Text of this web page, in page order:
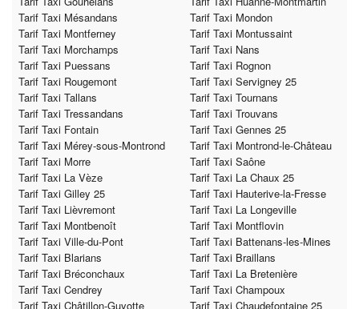
Tarif Taxi Mésandans
Tarif Taxi Mondon
Tarif Taxi Montferney
Tarif Taxi Montussaint
Tarif Taxi Morchamps
Tarif Taxi Nans
Tarif Taxi Puessans
Tarif Taxi Rognon
Tarif Taxi Rougemont
Tarif Taxi Servigney 25
Tarif Taxi Tallans
Tarif Taxi Tournans
Tarif Taxi Tressandans
Tarif Taxi Trouvans
Tarif Taxi Fontain
Tarif Taxi Gennes 25
Tarif Taxi Mérey-sous-Montrond
Tarif Taxi Montrond-le-Château
Tarif Taxi Morre
Tarif Taxi Saône
Tarif Taxi La Vèze
Tarif Taxi La Chaux 25
Tarif Taxi Gilley 25
Tarif Taxi Hauterive-la-Fresse
Tarif Taxi Lièvremont
Tarif Taxi La Longeville
Tarif Taxi Montbenoît
Tarif Taxi Montflovin
Tarif Taxi Ville-du-Pont
Tarif Taxi Battenans-les-Mines
Tarif Taxi Blarians
Tarif Taxi Braillans
Tarif Taxi Bréconchaux
Tarif Taxi La Bretenière
Tarif Taxi Cendrey
Tarif Taxi Champoux
Tarif Taxi Châtillon-Guyotte
Tarif Taxi Chaudefontaine 25